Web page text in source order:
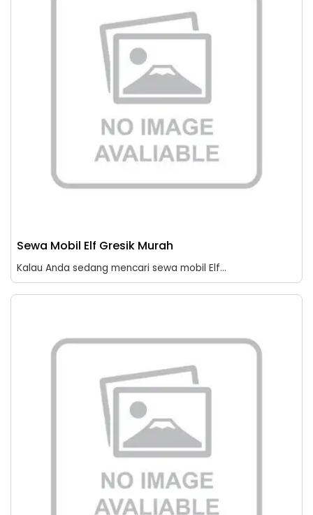
Sewa Mobil Elf Gresik Murah
Kalau Anda sedang mencari sewa mobil Elf...